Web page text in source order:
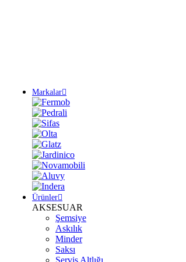
Markalar
Ürünler
AKSESUAR
Şemsiye
Askılık
Minder
Saksı
Servis Altlığı